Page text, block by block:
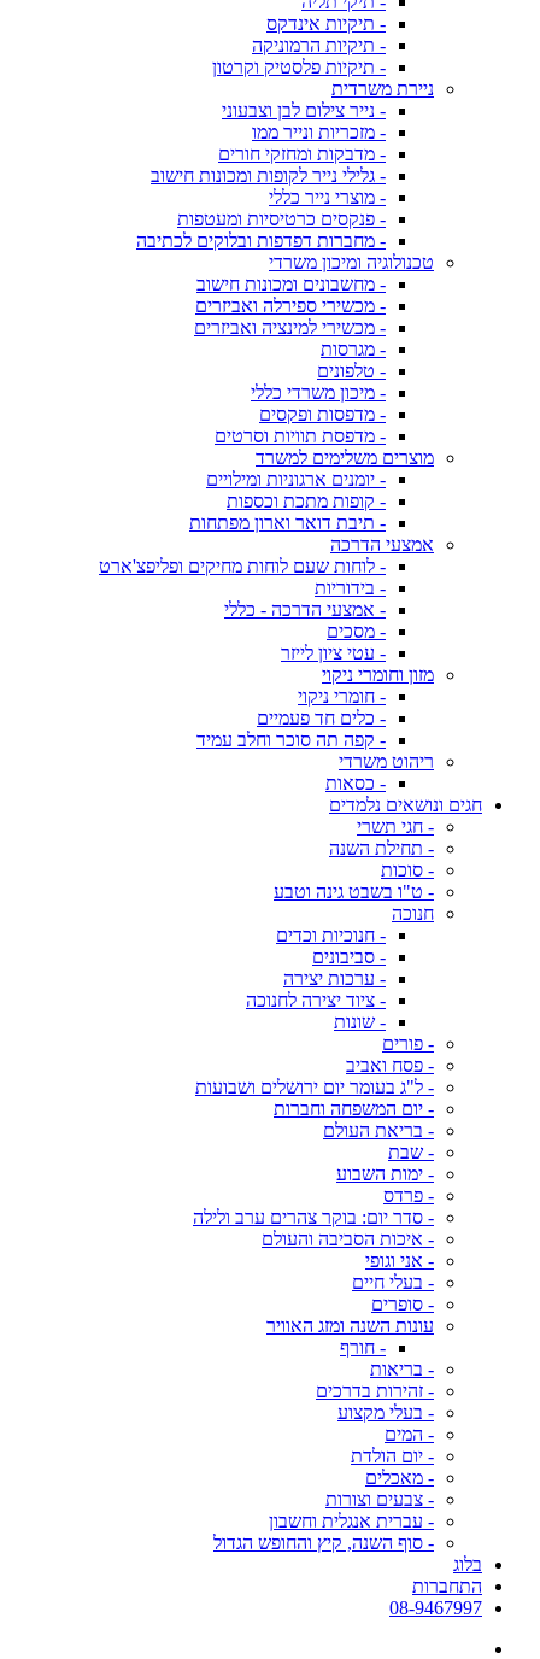
- תיקיות אינדקס
- תיקיות הרמוניקה
- תיקיות פלסטיק וקרטון
ניירת משרדית
- נייר צילום לבן וצבעוני
- מזכריות ונייר ממו
- מדבקות ומחזקי חורים
- גלילי נייר לקופות ומכונות חישוב
- מוצרי נייר כללי
- פנקסים כרטיסיות ומעטפות
- מחברות דפדפות ובלוקים לכתיבה
טכנולוגיה ומיכון משרדי
- מחשבונים ומכונות חישוב
- מכשירי ספירלה ואביזרים
- מכשירי למינציה ואביזרים
- מגרסות
- טלפונים
- מיכון משרדי כללי
- מדפסות ופקסים
- מדפסת תוויות וסרטים
מוצרים משלימים למשרד
- יומנים ארגוניות ומילויים
- קופות מתכת וכספות
- תיבת דואר וארון מפתחות
אמצעי הדרכה
- לוחות שעם לוחות מחיקים ופליפצ'ארט
- בידוריות
- אמצעי הדרכה - כללי
- מסכים
- עטי ציון לייזר
מזון וחומרי ניקוי
- חומרי ניקוי
- כלים חד פעמיים
- קפה תה סוכר וחלב עמיד
ריהוט משרדי
- כסאות
חגים ונושאים נלמדים
- חגי תשרי
- תחילת השנה
- סוכות
- ט"ו בשבט גינה וטבע
חנוכה
- חנוכיות וכדים
- סביבונים
- ערכות יצירה
- ציוד יצירה לחנוכה
- שונות
- פורים
- פסח ואביב
- ל"ג בעומר יום ירושלים ושבועות
- יום המשפחה וחברות
- בריאת העולם
- שבת
- ימות השבוע
- פרדס
- סדר יום: בוקר צהרים ערב ולילה
- איכות הסביבה והעולם
- אני וגופי
- בעלי חיים
- סופרים
עונות השנה ומזג האוויר
- חורף
- בריאות
- זהירות בדרכים
- בעלי מקצוע
- המים
- יום הולדת
- מאכלים
- צבעים וצורות
- עברית אנגלית וחשבון
- סוף השנה, קיץ והחופש הגדול
בלוג
התחברות
08-9467997